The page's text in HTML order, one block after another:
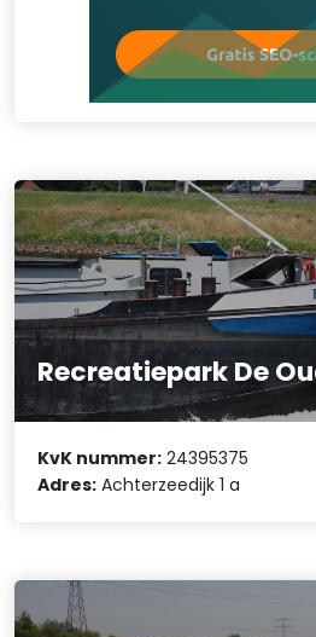
Recreatiepark De
KvK nummer: 24395375
Adres: Achterzeedijk 1 a